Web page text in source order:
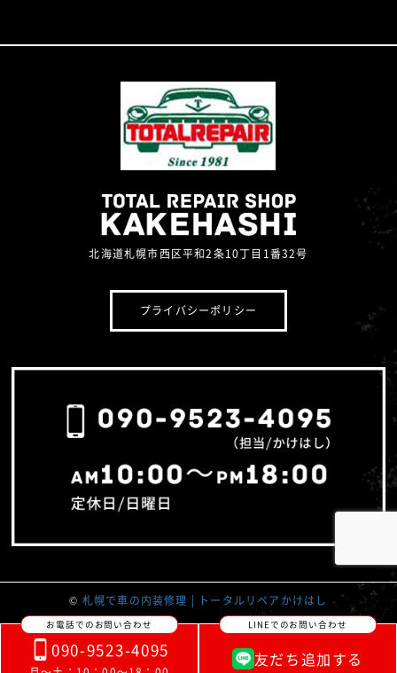
北海道札幌市西区平和2条10丁目1番32号
プライバシーポリシー
© 札幌で車の内装修理 | トータルリペアかけはし
お電話でのお問い合わせ
090-9523-4095
LINEでのお問い合わせ
友だち追加する